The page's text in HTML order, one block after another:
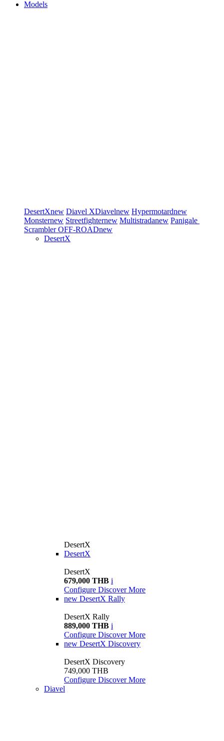
Models
DesertXnew Diavel XDiavelnew Hypermotardnew
Monsternew Streetfighternew Multistradanew Panigale
ScramblerOFF-ROADnew
DesertX
DesertX
DesertX
DesertX
679,000 THB i
Configure Discover More
new DesertX Rally
DesertX Rally
889,000 THB i
Configure Discover More
new DesertX Discovery
DesertX Discovery
749,000 THB
Configure Discover More
Diavel